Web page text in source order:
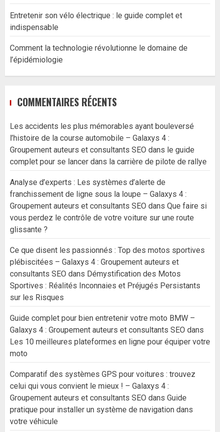
Entretenir son vélo électrique : le guide complet et
indispensable
Comment la technologie révolutionne le domaine de
l’épidémiologie
COMMENTAIRES RÉCENTS
Les accidents les plus mémorables ayant bouleversé
l’histoire de la course automobile – Galaxys 4 :
Groupement auteurs et consultants SEO dans le guide
complet pour se lancer dans la carrière de pilote de rallye
Analyse d’experts : Les systèmes d’alerte de
franchissement de ligne sous la loupe – Galaxys 4 :
Groupement auteurs et consultants SEO dans Que faire si
vous perdez le contrôle de votre voiture sur une route
glissante ?
Ce que disent les passionnés : Top des motos sportives
plébiscitées – Galaxys 4 : Groupement auteurs et
consultants SEO dans Démystification des Motos
Sportives : Réalités Inconnaies et Préjugés Persistants
sur les Risques
Guide complet pour bien entretenir votre moto BMW –
Galaxys 4 : Groupement auteurs et consultants SEO dans
Les 10 meilleures plateformes en ligne pour équiper votre
moto
Comparatif des systèmes GPS pour voitures : trouvez
celui qui vous convient le mieux ! – Galaxys 4 :
Groupement auteurs et consultants SEO dans Guide
pratique pour installer un système de navigation dans
votre véhicule